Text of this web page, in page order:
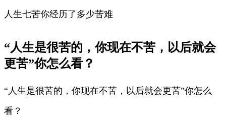
人生七苦你经历了多少苦难
“人生是很苦的，你现在不苦，以后就会
更苦”你怎么看？
“人生是很苦的，你现在不苦，以后就会更苦”你怎么
看？